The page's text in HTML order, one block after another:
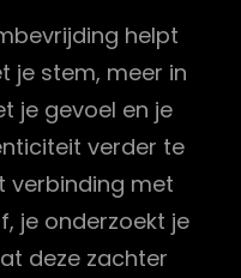
helpt
je stem, meer in
je gevoel en je
verder te
verbinding met
je onderzoekt je
deze zachter